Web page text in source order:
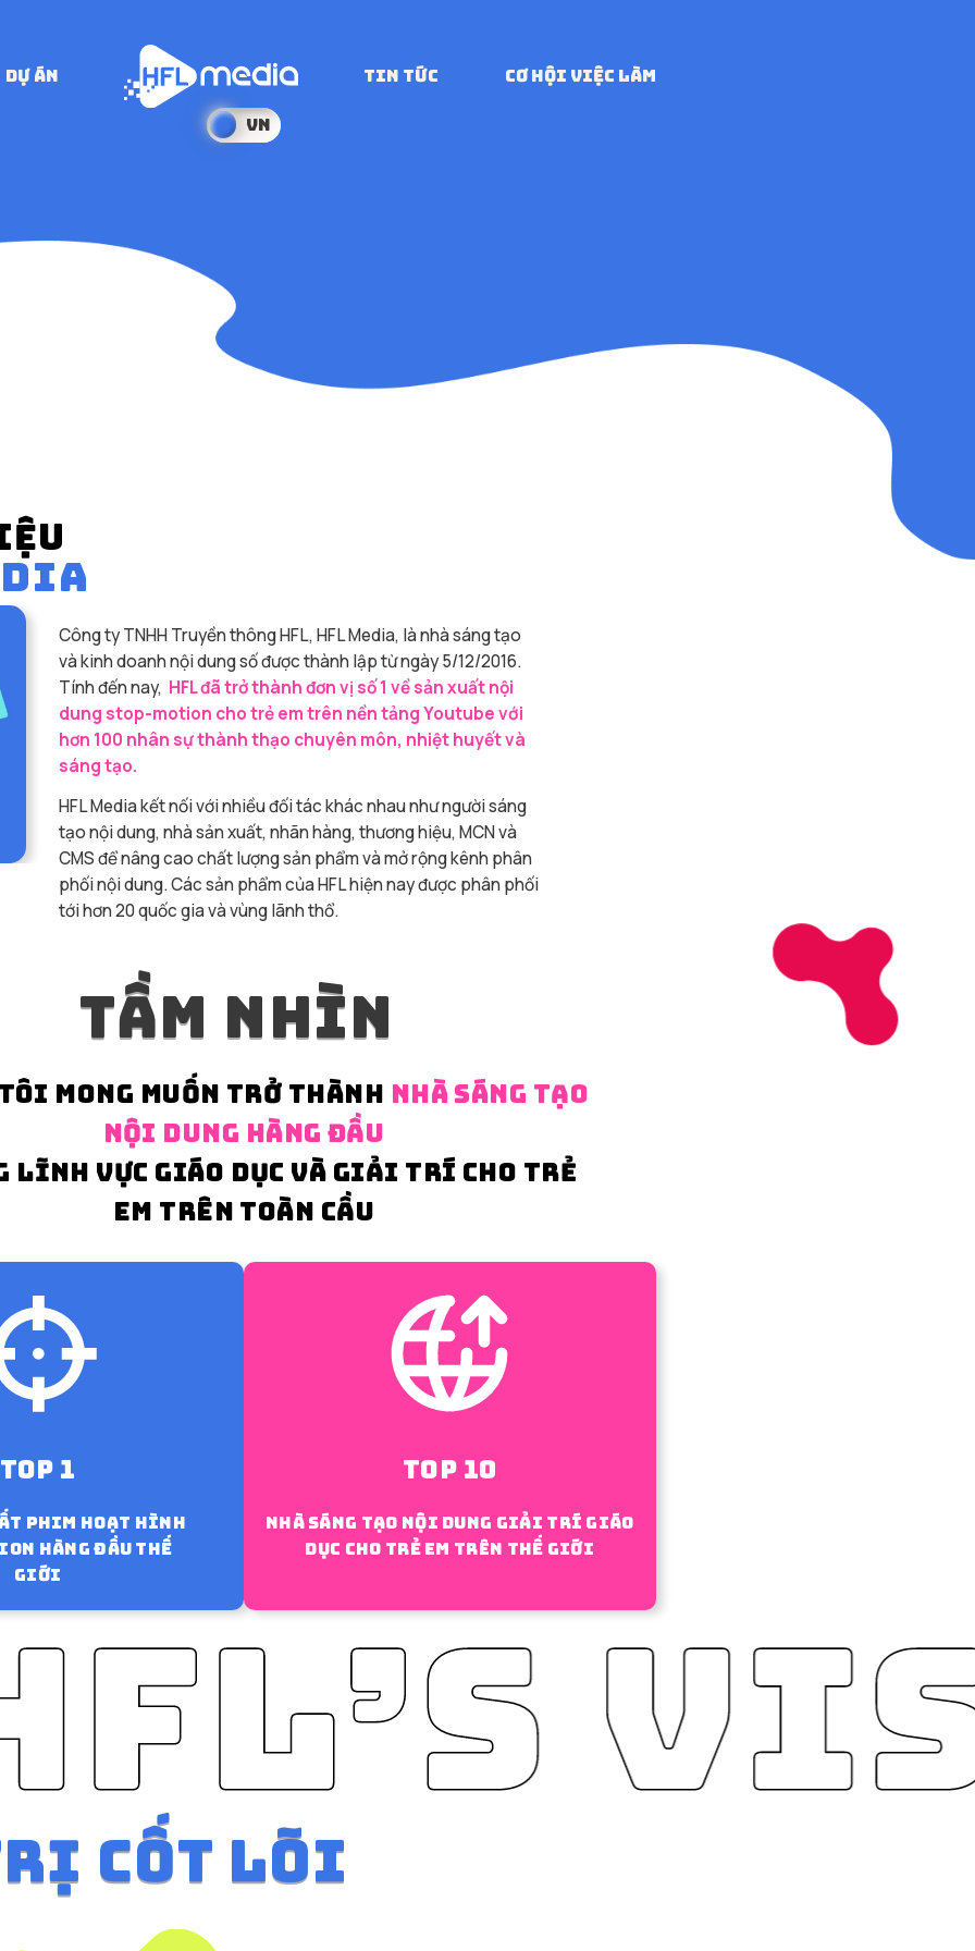
DỰ ÁN TIN TỨC CƠ HỘI VIỆC LÀM
VN
Công ty TNHH Truyền thông HFL, HFL Media, là nhà sáng tạo
và kinh doanh nội dung số được thành lập từ ngày 5/12/2016.
Tính đến nay, HFL đã trở thành đơn vị số 1 về sản xuất nội
dung stop-motion cho trẻ em trên nền tảng Youtube với
hơn 100 nhân sự thành thạo chuyên môn, nhiệt huyết và
sáng tạo.
HFL Media kết nối với nhiều đối tác khác nhau như người sáng
tạo nội dung, nhà sản xuất, nhãn hàng, thương hiệu, MCN và
CMS để nâng cao chất lượng sản phẩm và mở rộng kênh phân
phối nội dung. Các sản phẩm của HFL hiện nay được phân phối
tới hơn 20 quốc gia và vùng lãnh thổ.
Tầm Nhìn
MONG MUỐN TRỞ THÀNH NHÀ SÁNG TẠO
NỘI DUNG HÀNG ĐẦU
LĨNH VỰC GIÁO DỤC VÀ GIẢI TRÍ CHO TRẺ
EM TRÊN TOÀN CẦU
TOP 1
phim hoạt hình
hàng đầu thế
giới
TOP 10
Nhà sáng tạo nội dung giải trí giáo
dục cho trẻ em trên thế giới
CỐT LÕI